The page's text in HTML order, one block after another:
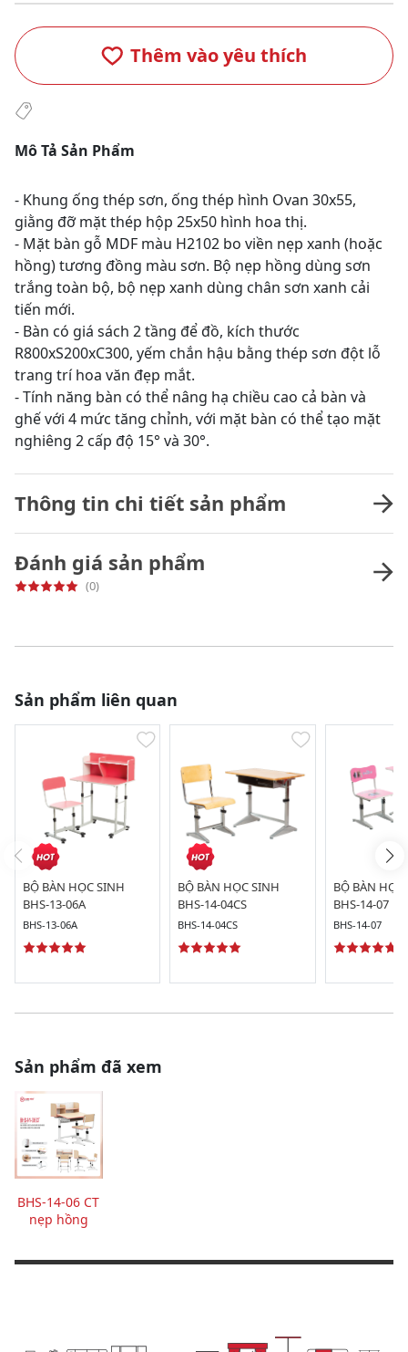
Thêm vào yêu thích
Mô Tả Sản Phẩm
- Khung ống thép sơn, ống thép hình Ovan 30x55,
giằng đỡ mặt thép hộp 25x50 hình hoa thị.
- Mặt bàn gỗ MDF màu H2102 bo viền nẹp xanh (hoặc
hồng) tương đồng màu sơn. Bộ nẹp hồng dùng sơn
trắng toàn bộ, bộ nẹp xanh dùng chân sơn xanh cải
tiến mới.
- Bàn có giá sách 2 tầng để đồ, kích thước
R800xS200xC300, yếm chắn hậu bằng thép sơn đột lỗ
trang trí hoa văn đẹp mắt.
- Tính năng bàn có thể nâng hạ chiều cao cả bàn và
ghế với 4 mức tăng chỉnh, với mặt bàn có thể tạo mặt
nghiêng 2 cấp độ 15° và 30°.
Thông tin chi tiết sản phẩm
Đánh giá sản phẩm
(0)
Sản phẩm liên quan
BỘ BÀN HỌC SINH
BHS-13-06A
BHS-13-06A
BỘ BÀN HỌC SINH
BHS-14-04CS
BHS-14-04CS
BỘ BÀN
BHS-14-07
BHS-14-07
Sản phẩm đã xem
BHS-14-06 CT
nẹp hồng